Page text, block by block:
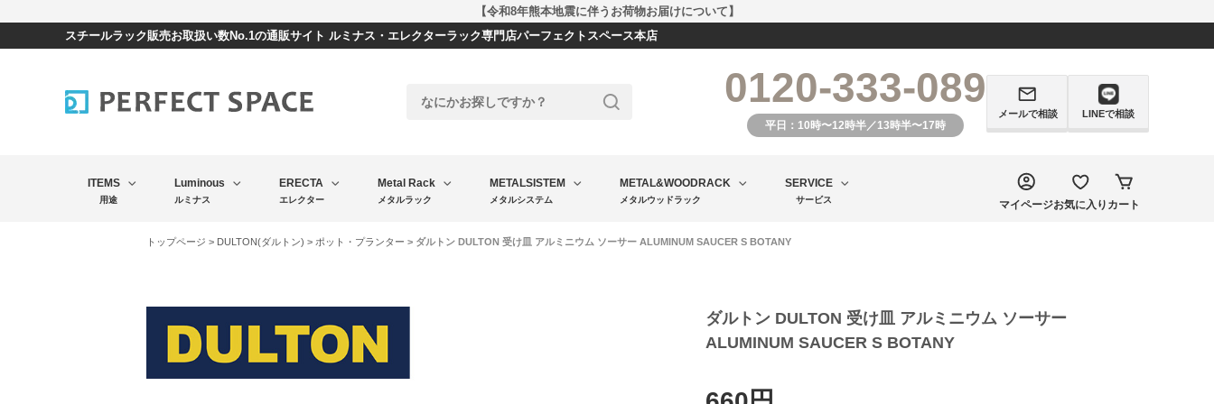
【令和8年熊本地震に伴うお荷物お届けについて】
スチールラック販売お取扱い数No.1の通販サイト ルミナス・エレクターラック専門店パーフェクトスペース本店
0120-333-089
平日：10時〜12時半／13時半〜17時
メールで相談 LINEで相談
ITEMS
用途
Luminous
ルミナス
ERECTA
エレクター
Metal Rack
メタルラック
METALSISTEM
メタルシステム
METAL&WOODRACK
メタルウッドラック
SERVICE
サービス マイページお気に入り カート
トップページ > DULTON(ダルトン) > ポット・プランター > ダルトン DULTON 受け皿 アルミニウム ソーサー ALUMINUM SAUCER S BOTANY
ダルトン DULTON 受け皿 アルミニウム ソーサー
ALUMINUM SAUCER S BOTANY